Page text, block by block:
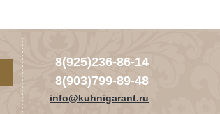
8(925)236-86-14
8(903)799-89-48
info@kuhnigarant.ru